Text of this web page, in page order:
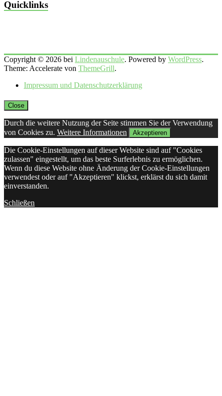
Quicklinks
Copyright © 2026 bei Lindenauschule. Powered by WordPress.
Theme: Accelerate von ThemeGrill.
Impressum und Datenschutzerklärung
Close
Durch die weitere Nutzung der Seite stimmen Sie der Verwendung
von Cookies zu. Weitere Informationen Akzeptieren
Die Cookie-Einstellungen auf dieser Website sind auf "Cookies
zulassen" eingestellt, um das beste Surferlebnis zu ermöglichen.
Wenn du diese Website ohne Änderung der Cookie-Einstellungen
verwendest oder auf "Akzeptieren" klickst, erklärst du sich damit
einverstanden.
Schließen